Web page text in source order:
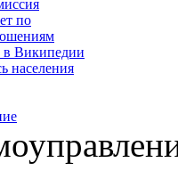
по
в Википедии
населения